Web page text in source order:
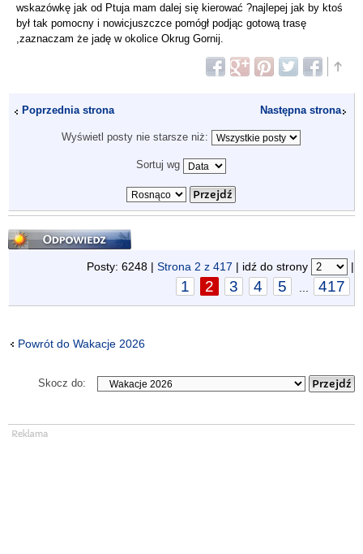
wskazówkę jak od Ptuja mam dalej się kierować ?najlepej jak by ktoś
był tak pomocny i nowicjuszczce pomógł podjąc gotową trasę
,zaznaczam że jadę w okolice Okrug Gornij.
Poprzednia strona Następna strona
Wyświetl posty nie starsze niż:
Sortuj wg
Odpowiedz
Posty: 6248 | Strona 2 z 417 | idź do strony |
1 2 3 4 5 ... 417
Powrót do Wakacje 2026
Skocz do: